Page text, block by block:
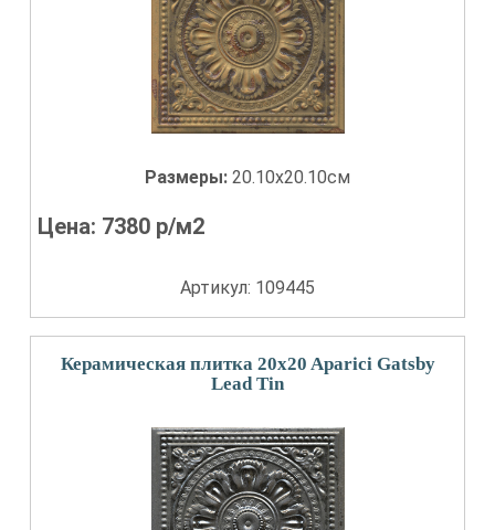
Размеры: 20.10x20.10см
Цена: 7380 р/м2
Артикул: 109445
Керамическая плитка 20x20 Aparici Gatsby
Lead Tin